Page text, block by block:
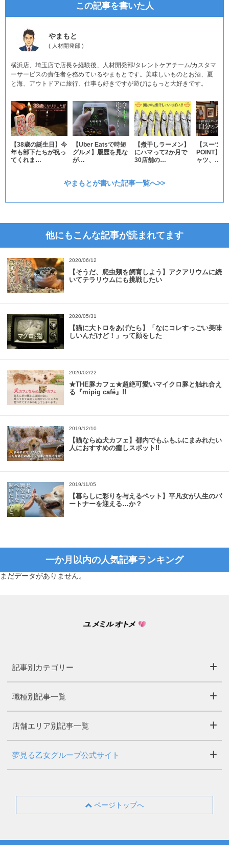
この記事を書いた人
やまもと
( 人材開発部 )
横浜店、埼玉店で店長を経験後、人材開発部/タレントケアチーム/カスタマ
ーサービスの責任者を務めているやまもとです。美味しいものとお酒、夏
と海、アウトドアに旅行、仕事も好きですが遊びはもっと大好きです。
【38歳の誕生日】今
年も部下たちが祝っ
てくれま…
【Uber Eatsで時短
グルメ】履歴を見な
が…
【煮干しラーメン】
にハマって2か月で
30店舗の…
【スーツ
POINT】
ャツ、…
やまもとが書いた記事一覧へ>>
他にもこんな記事が読まれてます
2020/06/12
【そうだ、爬虫類を飼育しよう】アクアリウムに続
いてテラリウムにも挑戦したい
2020/05/31
【猫に大トロをあげたら】「なにコレすっごい美味
しいんだけど！」って顔をした
2020/02/22
★THE豚カフェ★超絶可愛いマイクロ豚と触れ合え
る『mipig café』!!
2019/12/10
【猫ならぬ犬カフェ】都内でもふもふにまみれたい
人におすすめの癒しスポット!!
2019/11/05
【暮らしに彩りを与えるペット】平凡女が人生のパ
ートナーを迎える…か？
一か月以内の人気記事ランキング
まだデータがありません。
記事別カテゴリー
職種別記事一覧
店舗エリア別記事一覧
夢見る乙女グループ公式サイト
ページトップへ